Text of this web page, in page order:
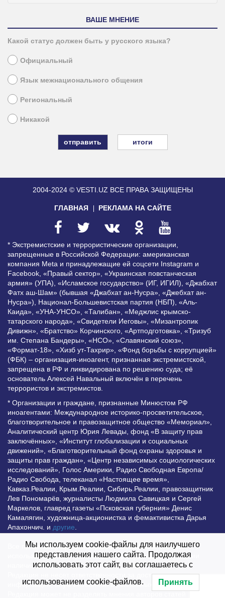
ВАШЕ МНЕНИЕ
Какой статус должен быть у русского языка?
Официальный
Язык межнационального общения
Региональный
Никакой
итоги
2004-2024 © VESTI.UZ ВСЕ ПРАВА ЗАЩИЩЕНЫ
ГЛАВНАЯ РЕКЛАМА НА САЙТЕ
* Экстремистские и террористические организации,
запрещенные в Российской Федерации: американская
компания Meta и принадлежащие ей соцсети Instagram и
Facebook, «Правый сектор», «Украинская повстанческая
армия» (УПА), «Исламское государство» (ИГ, ИГИЛ), «Джабхат
Фатх аш-Шам» (бывшая «Джабхат ан-Нусра», «Джебхат ан-
Нусра»), Национал-Большевистская партия (НБП), «Аль-
Каида», «УНА-УНСО», «Талибан», «Меджлис крымско-
татарского народа», «Свидетели Иеговы», «Мизантропик
Дивижн», «Братство» Корчинского, «Артподготовка», «Тризуб
им. Степана Бандеры», «НСО», «Славянский союз»,
«Формат-18», «Хизб ут-Тахрир», «Фонд борьбы с коррупцией»
(ФБК) – организация-иноагент, признанная экстремистской,
запрещена в РФ и ликвидирована по решению суда; её
основатель Алексей Навальный включён в перечень
террористов и экстремистов.
* Организации и граждане, признанные Минюстом РФ
иноагентами: Международное историко-просветительское,
благотворительное и правозащитное общество «Мемориал»,
Аналитический центр Юрия Левады, фонд «В защиту прав
заключённых», «Институт глобализации и социальных
движений», «Благотворительный фонд охраны здоровья и
защиты прав граждан», «Центр независимых социологических
исследований», Голос Америки, Радио Свободная Европа/
Радио Свобода, телеканал «Настоящее время»,
Кавказ.Реалии, Крым.Реалии, Сибирь.Реалии, правозащитник
Лев Пономарёв, журналисты Людмила Савицкая и Сергей
Маркелов, главред газеты «Псковская губерния» Денис
Камалягин, художница-акционистка и фемактивистка Дарья
Апахончич. и другие
Все права защищены и охраняются законом. Любое
использование материалов сайта допустимо при условии
наличия активной гиперссылки на Vesti.UZ.
Редакция не несет ответственности за достоверность
информации, опубликованной в рекламных объявлениях.
Редакция может не разделять мнения авторов статей
Мы используем cookie-файлы для наилучшего
представления нашего сайта. Продолжая
использовать этот сайт, вы соглашаетесь с
использованием cookie-файлов. Принять